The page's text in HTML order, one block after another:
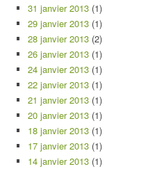
31 janvier 2013 (1)
29 janvier 2013 (1)
28 janvier 2013 (2)
26 janvier 2013 (1)
24 janvier 2013 (1)
22 janvier 2013 (1)
21 janvier 2013 (1)
20 janvier 2013 (1)
18 janvier 2013 (1)
17 janvier 2013 (1)
14 janvier 2013 (1)